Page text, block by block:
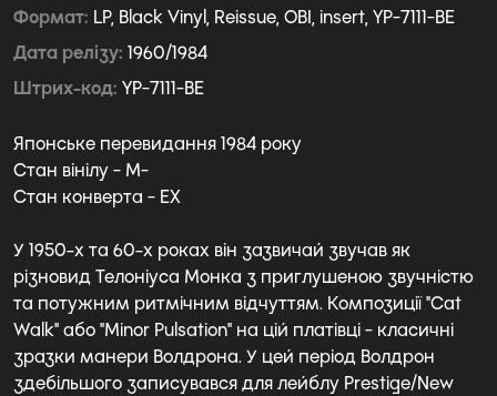
Формат LP, Black Vinyl, Reissue, OBI, insert, YP-7111-BE
Дата релізу 1960/1984
Штрих-код YP-7111-BE
Японське перевидання 1984 року
Стан вінілу - M-
Стан конверта - EX
У 1950-х та 60-х роках він зазвичай звучав як
різновид Телоніуса Монка з приглушеною звучністю
та потужним ритмічним відчуттям. Композиції "Cat
Walk" або "Minor Pulsation" на цій платівці - класичні
зразки манери Волдрона. У цей період Волдрон
здебільшого записувався для лейблу Prestige/New